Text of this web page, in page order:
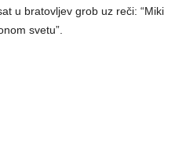
u bratovljev grob uz reči: “Miki
svetu”.